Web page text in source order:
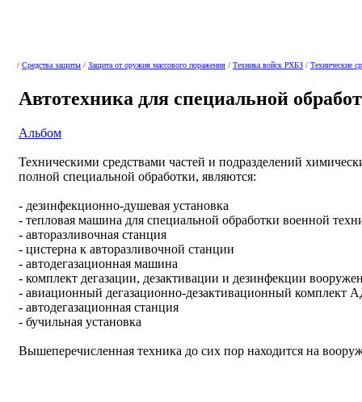
/ Средства защиты / Защита от оружия массового поражения / Техника войск РХБЗ / Технические
Автотехника для специальной
Альбом
Техническими средствами частей и подразделений
полной специальной обработки, являются:
- дезинфекционно-душевая установка
- тепловая машина для специальной обработки военной
- авторазливочная станция
- цистерна к авторазливочной станции
- автодегазационная машина
- комплект дегазации, дезактивации и дезинфекции
- авиационный дегазационно-дезактивационный комплект
- автодегазационная станция
- бучильная установка
Вышеперечисленная техника до сих пор находится на